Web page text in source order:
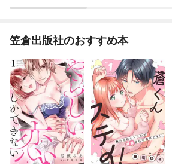
笠倉出版社のおすすめ本